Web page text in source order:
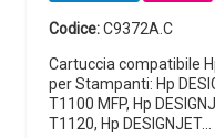
Codice:C9372A.C
Cartuccia compatibile
per Stampanti: Hp
T1100 MFP, Hp
T1120, Hp DESIGNJET…